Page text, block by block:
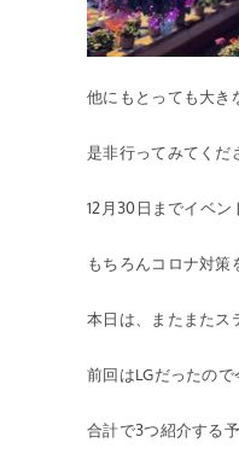
他にもとっても大き
是非行ってみてくだ
12月30日までイベン
もちろんコロナ対策
本日は、またまたス
前回はLGだったの
合計で3つ紹介する